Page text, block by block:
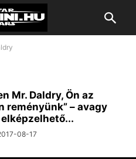
Mr. Daldry, Ön az
reményünk” – avagy
08-17